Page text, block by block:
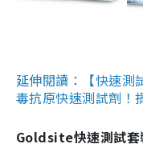
延伸閱讀：【快速測
毒抗原快速測試劑！
Goldsite快速測試套